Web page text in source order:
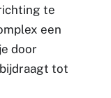
te
een
door
tot